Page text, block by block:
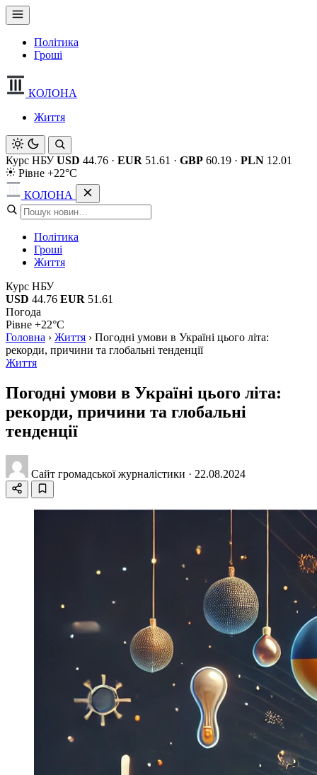
Політика
Гроші
КОЛОНА
Життя
Курс НБУ USD 44.76 · EUR 51.61 · GBP 60.19 · PLN 12.01
Рівне +22°C
КОЛОНА
Політика
Гроші
Життя
Курс НБУ
USD 44.76 EUR 51.61
Погода
Рівне +22°C
Головна › Життя › Погодні умови в Україні цього літа:
рекорди, причини та глобальні тенденції
Життя
Погодні умови в Україні цього літа:
рекорди, причини та глобальні
тенденції
Сайт громадської журналістики · 22.08.2024